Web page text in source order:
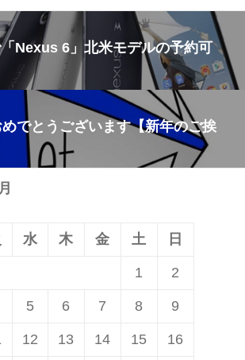
Nexus 6」北米モデルの予約可
でとうございます【新年のご挨
水 木 金 土 日
1 2
5 6 7 8 9
12 13 14 15 16